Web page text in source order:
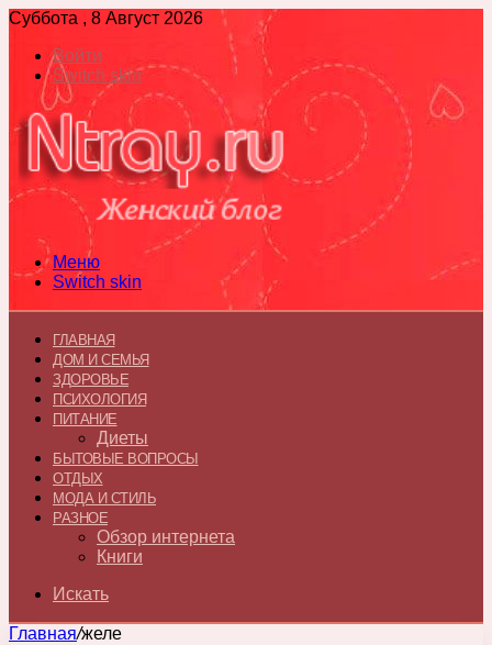
Суббота , 8 Август 2026
Войти
Switch skin
Меню
Switch skin
ГЛАВНАЯ
ДОМ И СЕМЬЯ
ЗДОРОВЬЕ
ПСИХОЛОГИЯ
ПИТАНИЕ
Диеты
БЫТОВЫЕ ВОПРОСЫ
ОТДЫХ
МОДА И СТИЛЬ
РАЗНОЕ
Обзор интернета
Книги
Искать
Главная/желе